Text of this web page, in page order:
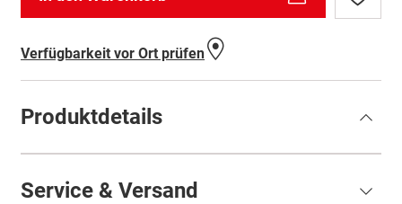
Zur
Verfügbarkeit vor Ort prüfen
Produktdetails
Service & Versand